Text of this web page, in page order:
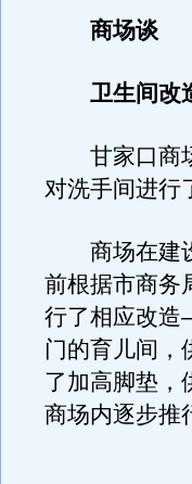
商场谈
卫生间改
甘家口商场
对洗手间进行
商场在建设
前根据市商务
行了相应改
门的育儿间，
了加高脚垫，
商场内逐步推